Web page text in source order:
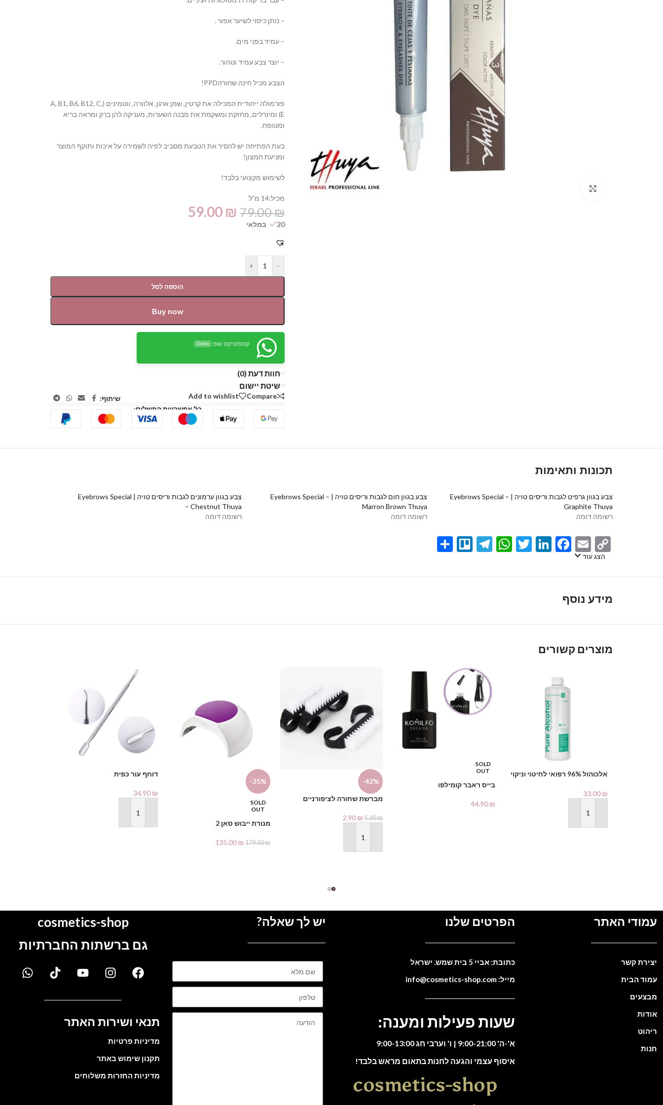
– נותן כיסוי לשיער אפור .
– עמיד בפני מים.
– יוצר צבע עמיד וטהור.
הצבע מכיל חינה שחורהPPD!
פורמולה ייחודית המכילה את קרטין, שמן ארגן, אלוורה, ווטמינים (A, B1, B6, B12, C,
E) ומינרלים, מחזקת ומשקמת את מבנה השערות, מעניקה להן ברק ומראה בריא
ומטופח.
בעת הפתיחה יש להסיר את הטבעת מסביב לפיה לשמירה על איכות ותוקף המוצר
ומניעת חמצון!
לשימוש מקצועי בלבד!
מכיל:14 מ”ל
79.00₪
59.00 ₪
20 במלאי
-
+
הוספה לסל
Buy now
קוסמטיקס שופ Online
חוות דעת (0)
שיטת יישום
Compare
Add to wishlist
שיתוף:
כל אפשרויות התשלום:
תכונות ותאימות
צבע בגוון גרפיט לגבות וריסים טויה | Eyebrows Special –
Graphite Thuya⁩⁩⁩
רשומה דומה
צבע בגוון חום לגבות וריסים טויה | Eyebrows Special –
Marron Brown Thuya⁩⁩
רשומה דומה
צבע בגוון ערמונים לגבות וריסים טויה | Eyebrows Special
– Chestnut Thuya⁩⁩⁩⁩⁩
רשומה דומה
Copy
Link
Email
Facebook
LinkedIn
Twitter
WhatsApp
Telegram
Trello
Share
הצג עוד
מידע נוסף
מוצרים קשורים
אלכוהול 96% רפואי לחיטוי וניקוי
Alcohol
33.00₪
הוספה לסל
SOLD
OUT
בייס ראבר קומילפו
44.90₪
-42%
מברשת שחורה לציפורניים
5.00₪
2.90₪
הוספה לסל
-25%
SOLD
OUT
מנורת ייבוש סאן 2
179.00₪
135.00₪
דוחף עור כפית
34.90₪
הוספה לסל
עמודי האתר
יצירת קשר
עמוד הבית
מבצעים
אודות
ריהוט
חנות
הפרטים שלנו
כתובת: אביי 5 בית שמש. ישראל
מייל: info@cosmetics-shop.com
שעות פעילות ומענה:
א'-ה' 9:00-21:00 | ו' וערבי חג 9:00-13:00
איסוף עצמי והגעה לחנות בתאום מראש בלבד!
cosmetics-shop
יש לך שאלה?
cosmetics-shop
גם ברשתות החברתיות
תנאי ושירות האתר
מדיניות פרטיות
תקנון שימוש באתר
מדיניות החזרות משלוחים